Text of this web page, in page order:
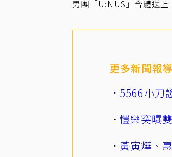
男團「U:NUS」合體送
更多新聞報
5566小刀
愷樂突曝
黃寅燁、